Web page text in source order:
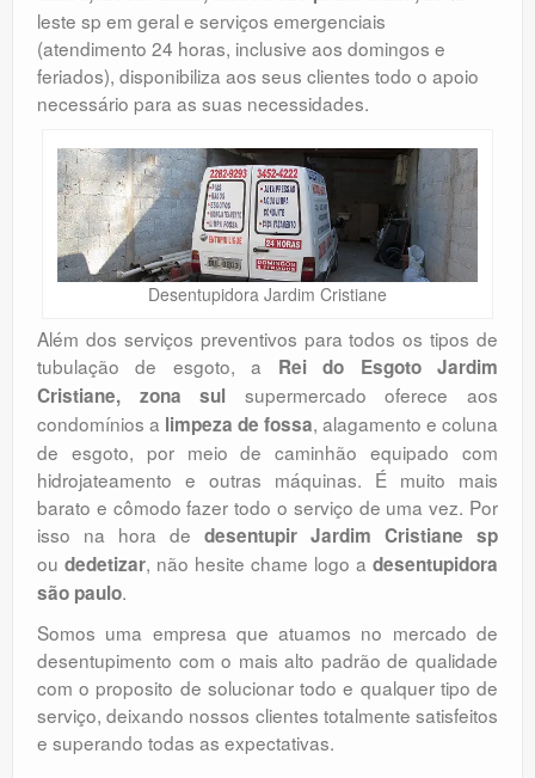
leste sp em geral e serviços emergenciais
(atendimento 24 horas, inclusive aos domingos e
feriados), disponibiliza aos seus clientes todo o apoio
necessário para as suas necessidades.
Desentupidora Jardim Cristiane
Além dos serviços preventivos para todos os tipos de
tubulação de esgoto, a Rei do Esgoto Jardim
Cristiane, zona sul supermercado oferece aos
condomínios a limpeza de fossa, alagamento e coluna
de esgoto, por meio de caminhão equipado com
hidrojateamento e outras máquinas. É muito mais
barato e cômodo fazer todo o serviço de uma vez. Por
isso na hora de desentupir Jardim Cristiane sp
ou dedetizar, não hesite chame logo a desentupidora
são paulo.
Somos uma empresa que atuamos no mercado de
desentupimento com o mais alto padrão de qualidade
com o proposito de solucionar todo e qualquer tipo de
serviço, deixando nossos clientes totalmente satisfeitos
e superando todas as expectativas.